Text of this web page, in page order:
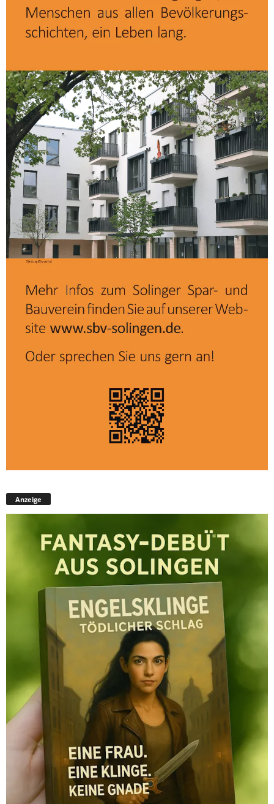
Anzeige